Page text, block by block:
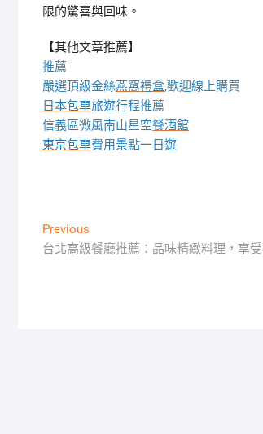
限的驚喜與回味。
【其他文章推薦】
推薦
嚴選頂級金絲燕窩禮盒,歡迎線上購買
日本包車旅遊行程推薦
信義區微風南山星空餐酒館
東京包車費用景點一日遊
文
章
Previous
post:
台北高級餐廳推薦：品味精緻料理，享